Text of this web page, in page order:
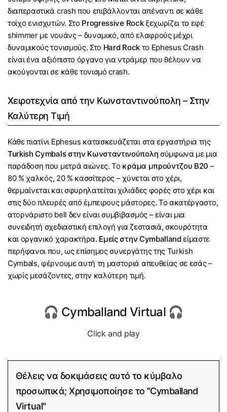
διαπεραστικά crash που επιβάλλονται απέναντι σε κάθε
τοίχο ενισχυτών. Στο Progressive Rockξεχωρίζει το εφέ
shimmer με νουάνς – δυναμικό, από ελαφρούς μέχρι
δυναμικούς τονισμούς. Στο Hard Rockτο Ephesus Crash
είναι ένα αξιόπιστο όργανο για ντράμερ που θέλουν να
ακούγονται σε κάθε τονισμό crash.
Χειροτεχνία από την Κωνσταντινούπολη – Στην
Καλύτερη Τιμή
Κάθε πιατίνι Ephesus κατασκευάζεται στα εργαστήρια της
Turkish Cymbals στην Κωνσταντινούπολη σύμφωνα με μια
παράδοση που μετρά αιώνες. Το κράμα μπρούντζου B20 –
80 % χαλκός, 20 % κασσίτερος – χύνεται στο χέρι,
θερμαίνεται και σφυρηλατείται χιλιάδες φορές στο χέρι και
στις δύο πλευρές από έμπειρους μάστορες. Το ακατέργαστο,
ατορνάριστο bell δεν είναι συμβιβασμός – είναι μια
συνειδητή σχεδιαστική επιλογή για ζεστασιά, σκουρότητα
και οργανικό χαρακτήρα. Εμείς στην Cymballandείμαστε
περήφανοι που, ως επίσημος συνεργάτης της Turkish
Cymbals, φέρνουμε αυτή τη μαστοριά απευθείας σε εσάς –
χωρίς μεσάζοντες, στην καλύτερη τιμή.
🎧 Cymballand Virtual 🎧
Click and play
Θέλεις να δοκιμάσεις αυτό το κύμβαλο
προσωπικά; Χρησιμοποίησε το "Cymballand
Virtual"